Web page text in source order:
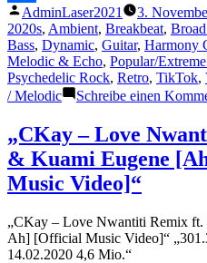
Teilen
Veröffentlicht
von
AdminLaser2021 3.
2020s, Ambient, Breakbeat,
Bass, Dynamic, Guitar, Harmony
Melodic & Echo, Popular/
Psychedelic Rock, Retro, TikTok,
/ Melodic
Schreibe einen
„CKay – Love
& Kuami Eugene
Music Video]“
„CKay – Love Nwantiti Remix
Ah] [Official Music Video]“
14.02.2020 4,6 Mio.“